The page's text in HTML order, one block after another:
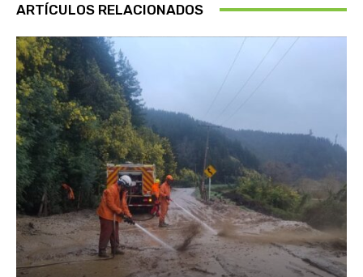
ARTÍCULOS RELACIONADOS